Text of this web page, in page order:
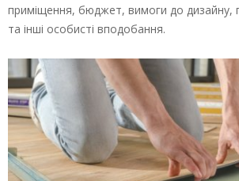
приміщення, бюджет, вимоги до дизайну,
та інші особисті вподобання.